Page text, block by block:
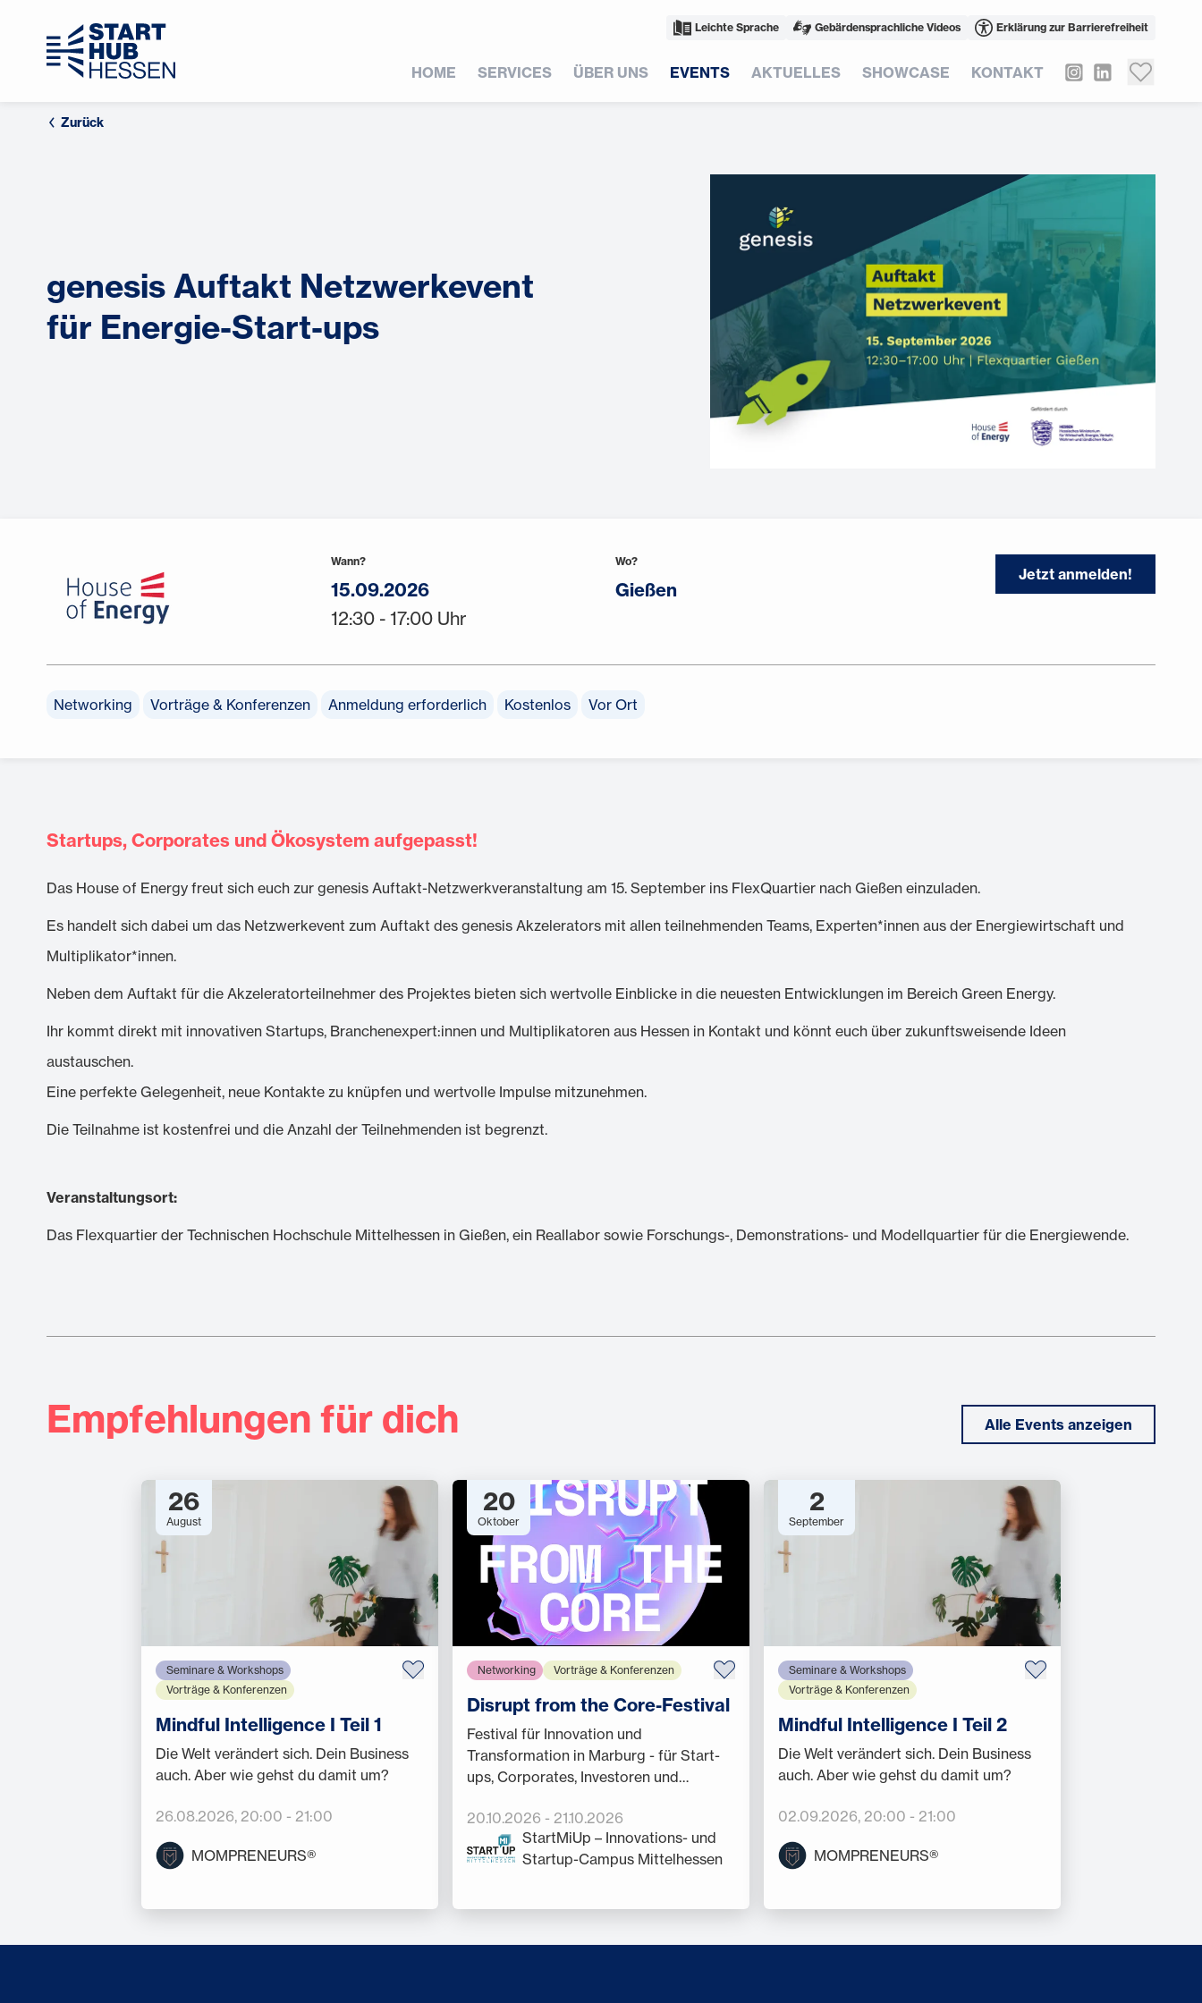
Leichte Sprache Gebärdensprachliche Videos Erklärung zur Barrierefreiheit
HOME SERVICES ÜBER UNS EVENTS AKTUELLES SHOWCASE KONTAKT
Zurück
genesis Auftakt Netzwerkevent
für Energie-Start-ups
Wann?
15.09.2026
12:30 - 17:00 Uhr
Wo?
Gießen
Jetzt anmelden!
Networking Vorträge & Konferenzen Anmeldung erforderlich Kostenlos Vor Ort
Startups, Corporates und Ökosystem aufgepasst!
Das House of Energy freut sich euch zur genesis Auftakt-Netzwerkveranstaltung am 15. September ins FlexQuartier nach Gießen einzuladen.
Es handelt sich dabei um das Netzwerkevent zum Auftakt des genesis Akzelerators mit allen teilnehmenden Teams, Experten*innen aus der Energiewirtschaft und
Multiplikator*innen.
Neben dem Auftakt für die Akzeleratorteilnehmer des Projektes bieten sich wertvolle Einblicke in die neuesten Entwicklungen im Bereich Green Energy.
Ihr kommt direkt mit innovativen Startups, Branchenexpert:innen und Multiplikatoren aus Hessen in Kontakt und könnt euch über zukunftsweisende Ideen
austauschen.
Eine perfekte Gelegenheit, neue Kontakte zu knüpfen und wertvolle Impulse mitzunehmen.
Die Teilnahme ist kostenfrei und die Anzahl der Teilnehmenden ist begrenzt.
Veranstaltungsort:
Das Flexquartier der Technischen Hochschule Mittelhessen in Gießen, ein Reallabor sowie Forschungs-, Demonstrations- und Modellquartier für die Energiewende.
Empfehlungen für dich Alle Events anzeigen
26
August
Seminare & Workshops
Vorträge & Konferenzen
Mindful Intelligence I Teil 1
Die Welt verändert sich. Dein Business
auch. Aber wie gehst du damit um?
26.08.2026, 20:00 - 21:00
MOMPRENEURS®
20
Oktober
Networking Vorträge & Konferenzen
Disrupt from the Core-Festival
Festival für Innovation und
Transformation in Marburg - für Start-
ups, Corporates, Investoren und
20.10.2026 - 21.10.2026
StartMiUp – Innovations- und
Startup-Campus Mittelhessen
2
September
Seminare & Workshops
Vorträge & Konferenzen
Mindful Intelligence I Teil 2
Die Welt verändert sich. Dein Business
auch. Aber wie gehst du damit um?
02.09.2026, 20:00 - 21:00
MOMPRENEURS®